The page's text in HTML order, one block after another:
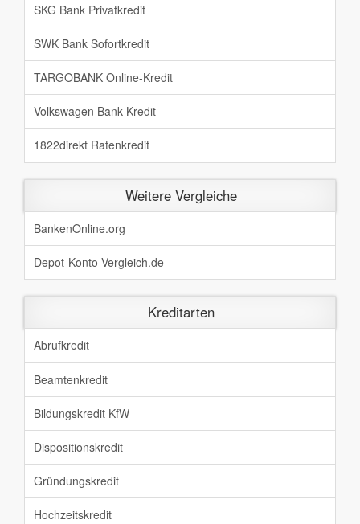
SKG Bank Privatkredit
SWK Bank Sofortkredit
TARGOBANK Online-Kredit
Volkswagen Bank Kredit
1822direkt Ratenkredit
Weitere Vergleiche
BankenOnline.org
Depot-Konto-Vergleich.de
Kreditarten
Abrufkredit
Beamtenkredit
Bildungskredit KfW
Dispositionskredit
Gründungskredit
Hochzeitskredit